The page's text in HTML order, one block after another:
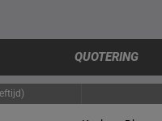
QUOTERING